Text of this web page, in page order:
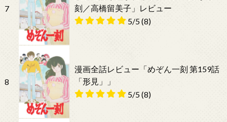
7
刻／高橋留美子」レビュー
5/5(8)
8
漫画全話レビュー「めぞん一刻 第159話
「形見」」
5/5(8)